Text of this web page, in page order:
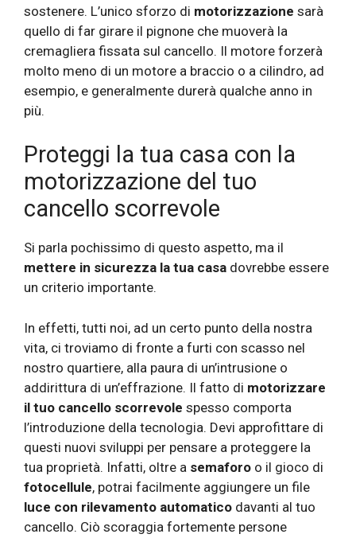
sostenere. L’unico sforzo di motorizzazione sarà
quello di far girare il pignone che muoverà la
cremagliera fissata sul cancello. Il motore forzerà
molto meno di un motore a braccio o a cilindro, ad
esempio, e generalmente durerà qualche anno in
più.
Proteggi la tua casa con la
motorizzazione del tuo
cancello scorrevole
Si parla pochissimo di questo aspetto, ma il
mettere in sicurezza la tua casa dovrebbe essere
un criterio importante.
In effetti, tutti noi, ad un certo punto della nostra
vita, ci troviamo di fronte a furti con scasso nel
nostro quartiere, alla paura di un’intrusione o
addirittura di un’effrazione. Il fatto di motorizzare
il tuo cancello scorrevole spesso comporta
l’introduzione della tecnologia. Devi approfittare di
questi nuovi sviluppi per pensare a proteggere la
tua proprietà. Infatti, oltre a semaforo o il gioco di
fotocellule, potrai facilmente aggiungere un file
luce con rilevamento automatico davanti al tuo
cancello. Ciò scoraggia fortemente persone